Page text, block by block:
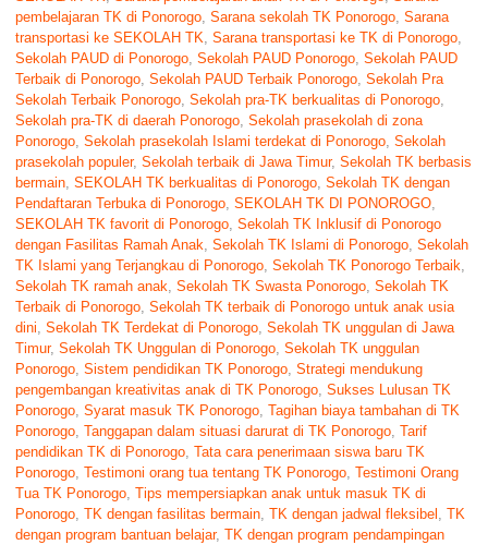
pembelajaran TK di Ponorogo ,Sarana sekolah TK Ponorogo ,Sarana
transportasi ke SEKOLAH TK ,Sarana transportasi ke TK di Ponorogo
Sekolah PAUD di Ponorogo ,Sekolah PAUD Ponorogo ,Sekolah PAUD
Terbaik di Ponorogo ,Sekolah PAUD Terbaik Ponorogo ,Sekolah Pra
Sekolah Terbaik Ponorogo ,Sekolah pra-TK berkualitas di Ponorogo
Sekolah pra-TK di daerah Ponorogo ,Sekolah prasekolah di zona
Ponorogo ,Sekolah prasekolah Islami terdekat di Ponorogo ,Sekolah
prasekolah populer,Sekolah terbaik di Jawa Timur,Sekolah TK berbasis
bermain ,SEKOLAH TK berkualitas di Ponorogo ,Sekolah TK dengan
Pendaftaran Terbuka di Ponorogo ,SEKOLAH TK DI PONOROGO
SEKOLAH TK favorit di Ponorogo ,Sekolah TK Inklusif di Ponorogo
dengan Fasilitas Ramah Anak ,Sekolah TK Islami di Ponorogo ,Sekolah
TK Islami yang Terjangkau di Ponorogo ,Sekolah TK Ponorogo Terbaik
Sekolah TK ramah anak ,Sekolah TK Swasta Ponorogo ,Sekolah TK
Terbaik di Ponorogo ,Sekolah TK terbaik di Ponorogo untuk anak usia
dini ,Sekolah TK Terdekat di Ponorogo ,Sekolah TK unggulan di Jawa
Timur,Sekolah TK Unggulan di Ponorogo ,Sekolah TK unggulan
Ponorogo ,Sistem pendidikan TK Ponorogo ,Strategi mendukung
pengembangan kreativitas anak di TK Ponorogo ,Sukses Lulusan TK
Ponorogo ,Syarat masuk TK Ponorogo ,Tagihan biaya tambahan di TK
Ponorogo ,Tanggapan dalam situasi darurat di TK Ponorogo ,Tarif
pendidikan TK di Ponorogo ,Tata cara penerimaan siswa baru TK
Ponorogo ,Testimoni orang tua tentang TK Ponorogo ,Testimoni Orang
Tua TK Ponorogo ,Tips mempersiapkan anak untuk masuk TK di
Ponorogo ,TK dengan fasilitas bermain ,TK dengan jadwal fleksibel ,TK
dengan program bantuan belajar,TK dengan program pendampingan